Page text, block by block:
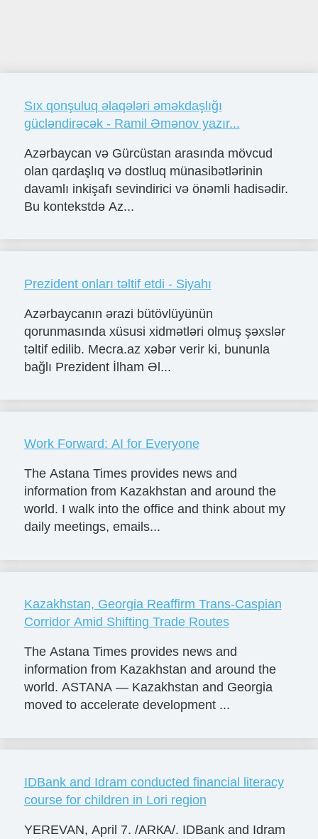
Sıx qonşuluq əlaqələri əməkdaşlığı
gücləndirəcək - Ramil Əmənov yazır...
Azərbaycan və Gürcüstan arasında mövcud
olan qardaşlıq və dostluq münasibətlərinin
davamlı inkişafı sevindirici və önəmli hadisədir.
Bu kontekstdə Az...
Prezident onları təltif etdi - Siyahı
Azərbaycanın ərazi bütövlüyünün
qorunmasında xüsusi xidmətləri olmuş şəxslər
təltif edilib. Mecra.az xəbər verir ki, bununla
bağlı Prezident İlham Əl...
Work Forward: AI for Everyone
The Astana Times provides news and
information from Kazakhstan and around the
world. I walk into the office and think about my
daily meetings, emails...
Kazakhstan, Georgia Reaffirm Trans-Caspian
Corridor Amid Shifting Trade Routes
The Astana Times provides news and
information from Kazakhstan and around the
world. ASTANA — Kazakhstan and Georgia
moved to accelerate development ...
IDBank and Idram conducted financial literacy
course for children in Lori region
YEREVAN, April 7. /ARКА/. IDBank and Idram